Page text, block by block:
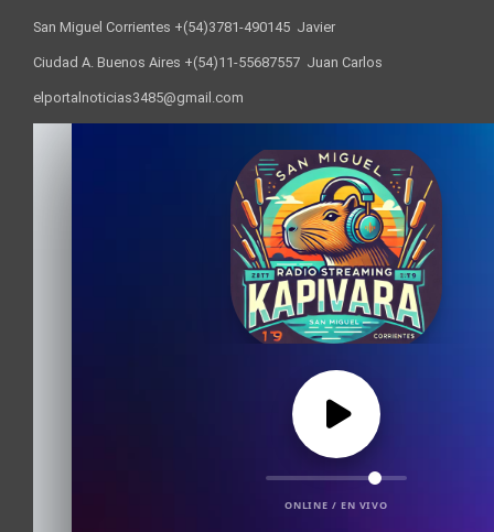
San Miguel Corrientes +(54)3781-490145 Javier
Ciudad A. Buenos Aires +(54)11-55687557 Juan Carlos
elportalnoticias3485@gmail.com